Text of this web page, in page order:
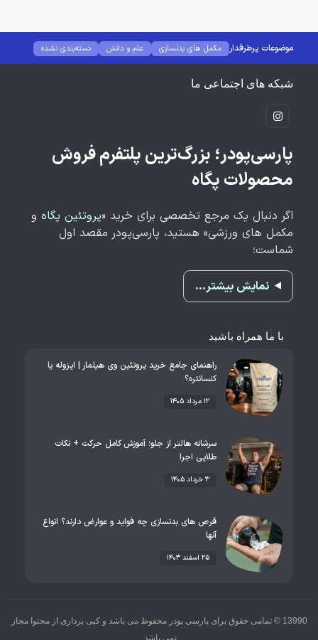
موضوعات پرطرفدار مکمل های بدنسازی علم و دانش
دسته‌بندی نشده
خواندنی
بیوگرافی بدنسازان برند های مکمل
برنامه غذایی و تغذیه
برنامه بدنسازی
آموزش حرکات بدنسازیشبکه های اجتماعی ما
پارسی‌پودر؛ بزرگ‌ترین پلتفرم فروش
محصولات پگاه
اگر دنبال یک مرجع تخصصی برای خرید «پروتئین پگاه و
مکمل های ورزشی» هستید، پارسی‌پودر مقصد اول
شماست؛
نمایش بیشتر…
با ما همراه باشید
راهنمای جامع خرید پروتئین وی هیلمار | ایزوله یا
کنسانتره؟
۱۲ مرداد ۱۴۰۵
سرشانه هالتر از جلو؛ آموزش کامل حرکت + نکات
طلایی اجرا
۳ خرداد ۱۴۰۵
قرص های بدنسازی چه فواید و عوارض دارند؟ انواع
آنها
۲۵ اسفند ۱۴۰۳
13990 © تمامی حقوق برای پارسی پودر محفوظ می باشد و کپی برداری از محتوا مجاز